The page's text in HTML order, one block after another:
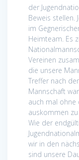
der
Beweis stellen.
im
Heimteam. Es
Vereinen
die unsere
Treffer nach
Mannschaft
auch mal ohne
auskommen
Wie der
wir in den
sind unsere